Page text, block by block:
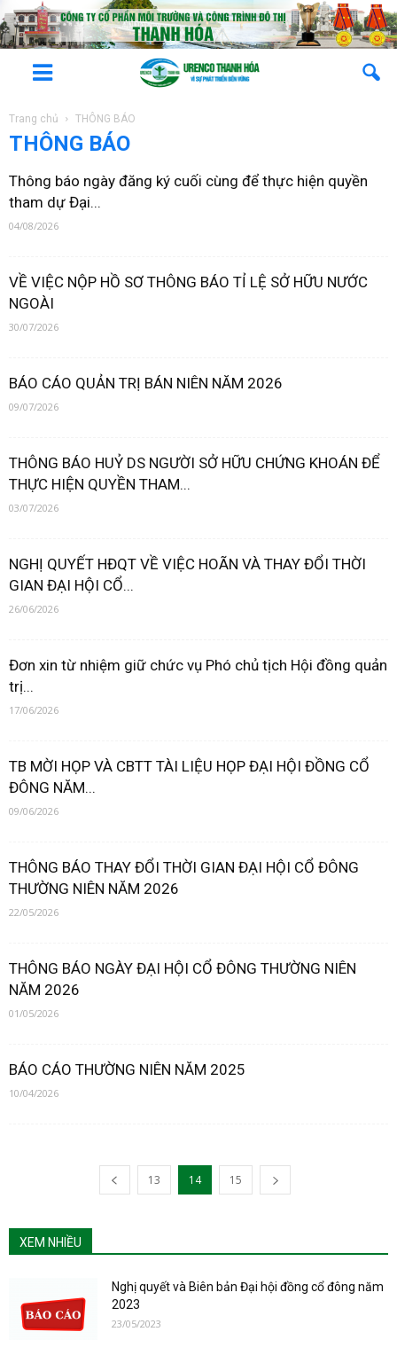
Trang chủ THÔNG BÁO
THÔNG BÁO
Thông báo ngày đăng ký cuối cùng để thực hiện quyền
tham dự Đại...
04/08/2026
VỀ VIỆC NỘP HỒ SƠ THÔNG BÁO TỈ LỆ SỞ HỮU NƯỚC
NGOÀI
30/07/2026
BÁO CÁO QUẢN TRỊ BÁN NIÊN NĂM 2026
09/07/2026
THÔNG BÁO HUỶ DS NGƯỜI SỞ HỮU CHỨNG KHOÁN ĐỂ
THỰC HIỆN QUYỀN THAM...
03/07/2026
NGHỊ QUYẾT HĐQT VỀ VIỆC HOÃN VÀ THAY ĐỔI THỜI
GIAN ĐẠI HỘI CỔ...
26/06/2026
Đơn xin từ nhiệm giữ chức vụ Phó chủ tịch Hội đồng quản
trị...
17/06/2026
TB MỜI HỌP VÀ CBTT TÀI LIỆU HỌP ĐẠI HỘI ĐỒNG CỔ
ĐÔNG NĂM...
09/06/2026
THÔNG BÁO THAY ĐỔI THỜI GIAN ĐẠI HỘI CỔ ĐÔNG
THƯỜNG NIÊN NĂM 2026
22/05/2026
THÔNG BÁO NGÀY ĐẠI HỘI CỔ ĐÔNG THƯỜNG NIÊN
NĂM 2026
01/05/2026
BÁO CÁO THƯỜNG NIÊN NĂM 2025
10/04/2026
13 14 15
XEM NHIỀU
Nghị quyết và Biên bản Đại hội đồng cổ đông năm
2023
23/05/2023